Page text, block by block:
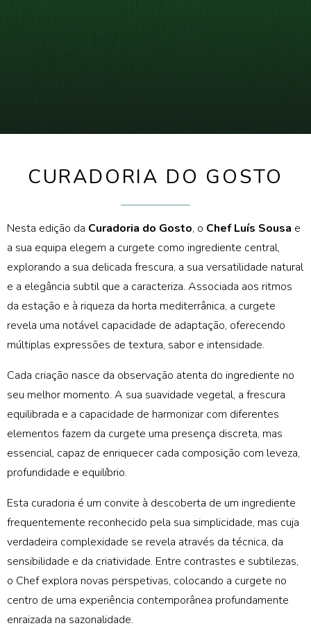
CURADORIA DO GOSTO
Nesta edição da Curadoria do Gosto, o Chef Luís Sousa e
a sua equipa elegem a curgete como ingrediente central,
explorando a sua delicada frescura, a sua versatilidade natural
e a elegância subtil que a caracteriza. Associada aos ritmos
da estação e à riqueza da horta mediterrânica, a curgete
revela uma notável capacidade de adaptação, oferecendo
múltiplas expressões de textura, sabor e intensidade.
Cada criação nasce da observação atenta do ingrediente no
seu melhor momento. A sua suavidade vegetal, a frescura
equilibrada e a capacidade de harmonizar com diferentes
elementos fazem da curgete uma presença discreta, mas
essencial, capaz de enriquecer cada composição com leveza,
profundidade e equilíbrio.
Esta curadoria é um convite à descoberta de um ingrediente
frequentemente reconhecido pela sua simplicidade, mas cuja
verdadeira complexidade se revela através da técnica, da
sensibilidade e da criatividade. Entre contrastes e subtilezas,
o Chef explora novas perspetivas, colocando a curgete no
centro de uma experiência contemporânea profundamente
enraizada na sazonalidade.